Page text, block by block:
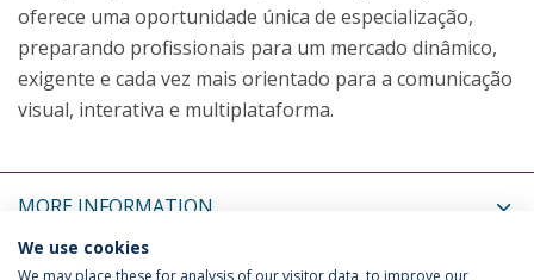
oferece uma oportunidade única de especialização,
preparando profissionais para um mercado dinâmico,
exigente e cada vez mais orientado para a comunicação
visual, interativa e multiplataforma.
MORE INFORMATION
COORDINATORS
We use cookies
We may place these for analysis of our visitor data, to improve our